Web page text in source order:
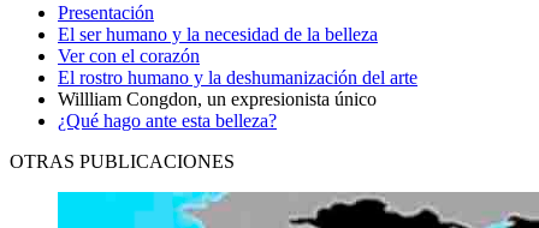
Presentación
El ser humano y la necesidad de la belleza
Ver con el corazón
El rostro humano y la deshumanización del arte
Willliam Congdon, un expresionista único
¿Qué hago ante esta belleza?
OTRAS PUBLICACIONES